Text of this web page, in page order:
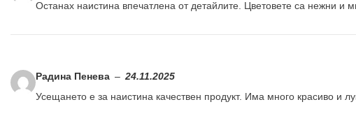
Останах наистина впечатлена от детайлите. Цветовете са нежни и
Радина Пенева – 24.11.2025
Усещането е за наистина качествен продукт. Има много красиво и